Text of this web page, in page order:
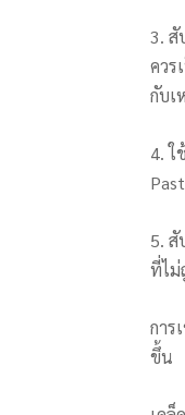
3. สั
ควร
กับเ
4. ใ
5. สั
ที่ไม่
การ
ขึ้น